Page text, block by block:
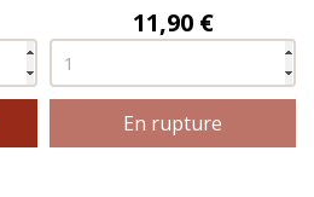
Prix
11,90 €
En rupture